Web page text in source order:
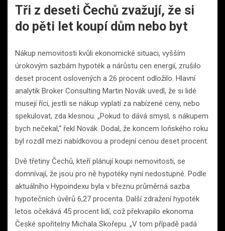
Tři z deseti Čechů zvažují, že si
do pěti let koupí dům nebo byt
Nákup nemovitosti kvůli ekonomické situaci, vyšším
úrokovým sazbám hypoték a nárůstu cen energií, zrušilo
deset procent oslovených a 26 procent odložilo. Hlavní
analytik Broker Consulting Martin Novák uvedl, že si lidé
musejí říci, jestli se nákup vyplatí za nabízené ceny, nebo
spekulovat, zda klesnou. „Pokud to dává smysl, s nákupem
bych nečekal,“ řekl Novák. Dodal, že koncem loňského roku
byl rozdíl mezi nabídkovou a prodejní cenou deset procent.
Dvě třetiny Čechů, kteří plánují koupi nemovitosti, se
domnívají, že jsou pro ně hypotéky nyní nedostupné. Podle
aktuálního Hypoindexu byla v březnu průměrná sazba
hypotečních úvěrů 6,27 procenta. Další zdražení hypoték
letos očekává 45 procent lidí, což překvapilo ekonoma
České spořitelny Michala Skořepu. „V tom případě padá